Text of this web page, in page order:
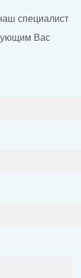
специалист
Вас